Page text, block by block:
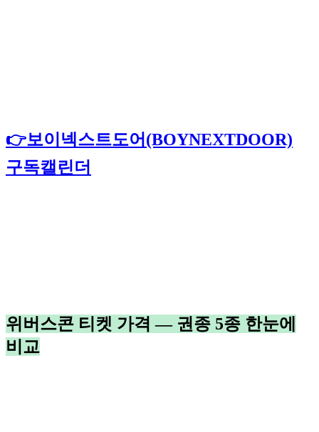
👉보이넥스트도어(BOYNEXTDOOR)
구독캘린더
위버스콘 티켓 가격 — 권종 5종 한눈에
비교